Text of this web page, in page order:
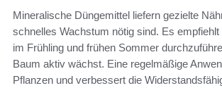
Mineralische Düngemittel liefern gezielte
schnelles Wachstum nötig sind. Es
im Frühling und frühen Sommer
Baum aktiv wächst. Eine regelmäßige
Pflanzen und verbessert die